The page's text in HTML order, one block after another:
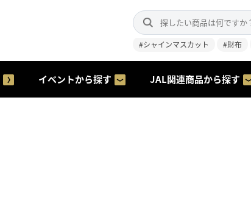
#シャインマスカット #財布
イベントから探す JAL関連商品から探す